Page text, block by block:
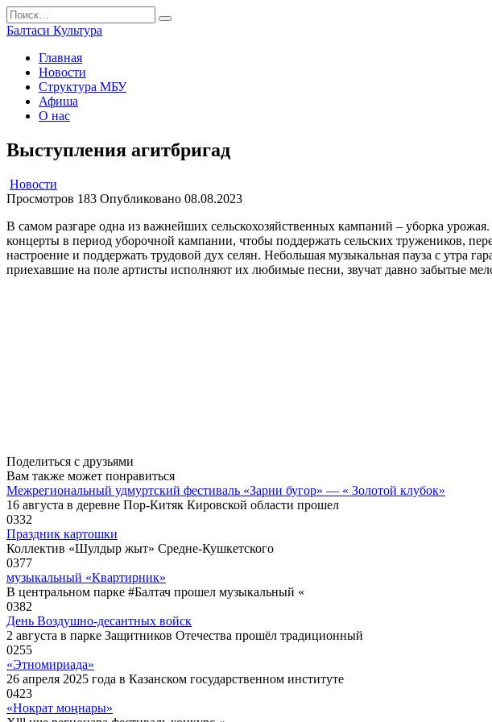
Перейти
к
содержанию
Search
for:
Балтаси Культура
Главная
Новости
Структура МБУ
Афиша
О нас
Выступления агитбригад
Новости
Просмотров 183 Опубликовано 08.08.2023
В самом разгаре одна из важнейших сельскохозяйственных кампаний – уборка
концерты в период уборочной кампании, чтобы поддержать сельских тружеников,
настроение и поддержать трудовой дух селян. Небольшая музыкальная пауза с утра
приехавшие на поле артисты исполняют их любимые песни, звучат давно забытые
Поделиться с друзьями
Вам также может понравиться
Межрегиональный удмуртский фестиваль «Зарни бугор» — « Золотой клубок»
16 августа в деревне Пор-Китяк Кировской области прошел
0332
Праздник картошки
Коллектив «Шулдыр жыт» Средне-Кушкетского
0377
музыкальный «Квартирник»
В центральном парке #Балтач прошел музыкальный «
0382
День Воздушно-десантных войск
2 августа в парке Защитников Отечества прошёл традиционный
0255
«Этномириада»
26 апреля 2025 года в Казанском государственном институте
0423
«Нократ моңнары»